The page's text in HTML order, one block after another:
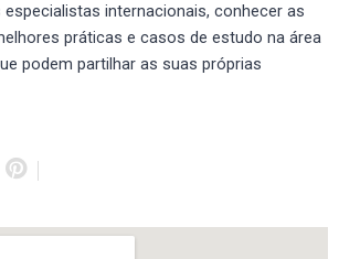
internacionais, conhecer as
práticas e casos de estudo na área
podem partilhar as suas próprias